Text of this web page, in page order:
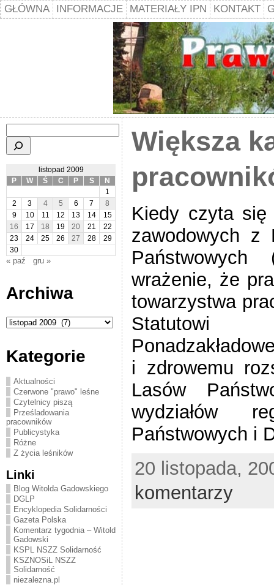
GŁÓWNA INFORMACJE MATERIAŁY IPN KONTAKT
listopad 2009
P
W Ś C P S
N
1
2
3 4 5 6 7
8
9
10 11 12 13 14
15
16
17 18 19 20 21
22
23
24 25 26 27 28
29
30
« paź gru »
Archiwa
Archiwa
Kategorie
Aktualności
Czerwone "prawo" leśne
Czytelnicy piszą
Prześladowania
pracowników
Publicystyka
Różne
Z życia leśników
Linki
Blog Witolda Gadowskiego
DGLP
Encyklopedia Solidarności
Gazeta Polska
Komentarz tygodnia – Witold
Gadowski
KSPL NSZZ Solidarność
KSZNOSiL NSZZ
Solidarność
niezalezna.pl
Większa
Kiedy czyta się
zawodowych z
wrażenie, że
towarzystwa
Statutowi
i zdrowemu
Lasów
wydziałów
Państwowych i
20 listopada,
komentarzy